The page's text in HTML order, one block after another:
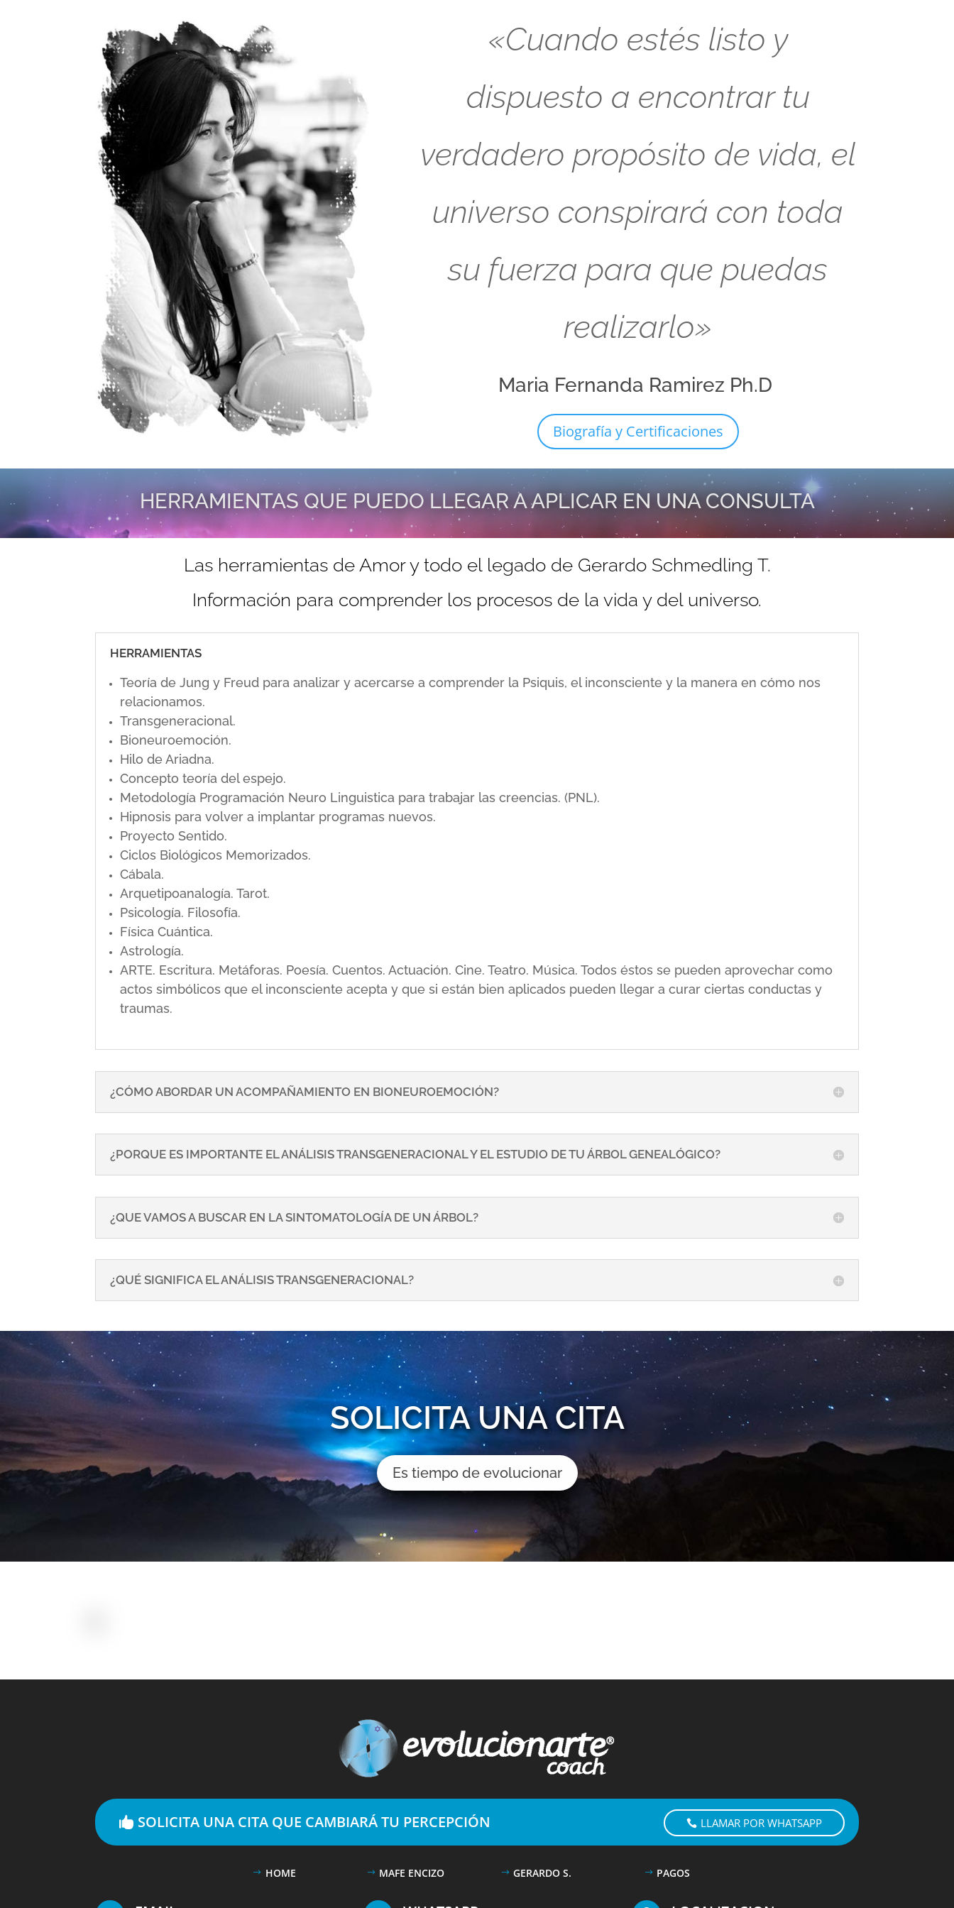
«Cuando estés listo y
dispuesto a encontrar tu
verdadero propósito de vida, el
universo conspirará con toda
su fuerza para que puedas
realizarlo»
Maria Fernanda Ramirez Ph.D
Biografía y Certificaciones
HERRAMIENTAS QUE PUEDO LLEGAR A APLICAR EN UNA CONSULTA
Las herramientas de Amor y todo el legado de Gerardo Schmedling T.
Información para comprender los procesos de la vida y del universo.
HERRAMIENTAS
Teoría de Jung y Freud para analizar y acercarse a comprender la Psiquis, el inconsciente y la manera en cómo nos
relacionamos.
Transgeneracional.
Bioneuroemoción.
Hilo de Ariadna.
Concepto teoría del espejo.
Metodología Programación Neuro Linguistica para trabajar las creencias. (PNL).
Hipnosis para volver a implantar programas nuevos.
Proyecto Sentido.
Ciclos Biológicos Memorizados.
Cábala.
Arquetipoanalogía. Tarot.
Psicología. Filosofía.
Física Cuántica.
Astrología.
ARTE. Escritura. Metáforas. Poesía. Cuentos. Actuación. Cine. Teatro. Música. Todos éstos se pueden aprovechar como
actos simbólicos que el inconsciente acepta y que si están bien aplicados pueden llegar a curar ciertas conductas y
traumas.
¿CÓMO ABORDAR UN ACOMPAÑAMIENTO EN BIONEUROEMOCIÓN?
¿PORQUE ES IMPORTANTE EL ANÁLISIS TRANSGENERACIONAL Y EL ESTUDIO DE TU ÁRBOL GENEALÓGICO?
¿QUE VAMOS A BUSCAR EN LA SINTOMATOLOGÍA DE UN ÁRBOL?
¿QUÉ SIGNIFICA EL ANÁLISIS TRANSGENERACIONAL?
SOLICITA UNA CITA
Es tiempo de evolucionar
SOLICITA UNA CITA QUE CAMBIARÁ TU PERCEPCIÓN LLAMAR POR WHATSAPP
HOME MAFE ENCIZO GERARDO S. PAGOS